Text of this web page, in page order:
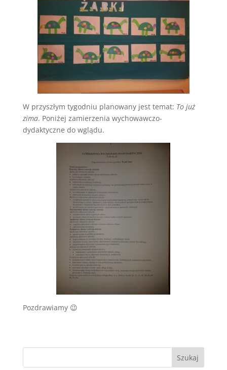
W przyszłym tygodniu planowany jest temat: To już
zima. Poniżej zamierzenia wychowawczo-
dydaktyczne do wglądu.
Pozdrawiamy 😉